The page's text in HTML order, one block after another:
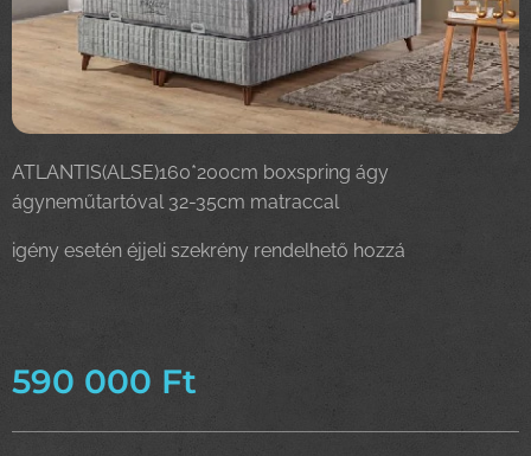
ATLANTIS(ALSE)160*200cm boxspring ágy
ágyneműtartóval 32-35cm matraccal
igény esetén éjjeli szekrény rendelhető hozzá
590 000 Ft